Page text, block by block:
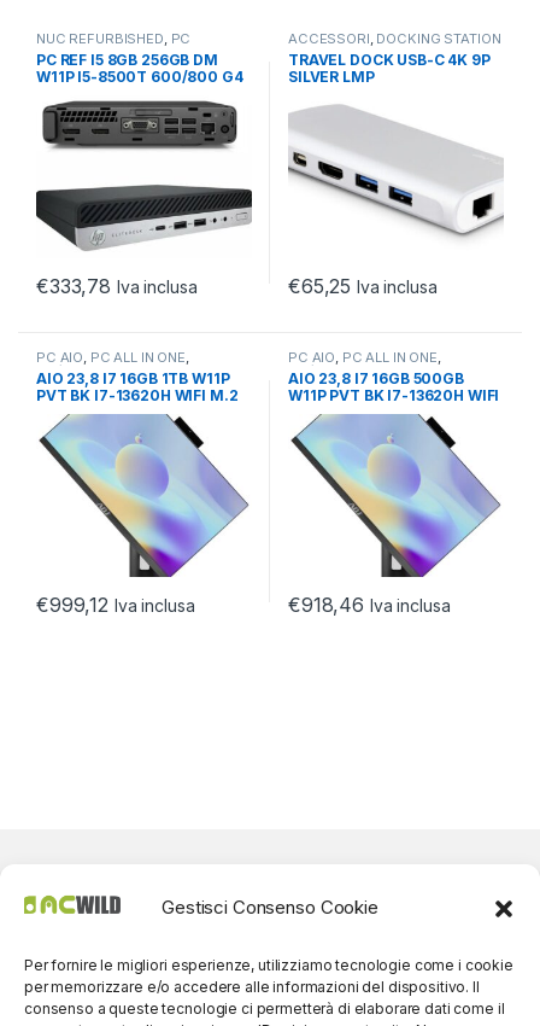
Gestisci Consenso Cookie
Per fornire le migliori esperienze, utilizziamo tecnologie come i cookie
per memorizzare e/o accedere alle informazioni del dispositivo. Il
consenso a queste tecnologie ci permetterà di elaborare dati come il
NUC REFURBISHED PC
REFURBISHED,
PC/WORKSTATION
PC REF I5 8GB 256GB DM
W11P I5-8500T 600/800 G4
€333,78 Iva inclusa
ACCESSORI DOCKING STATION
NOTEBOOK,NOTEBOOK
ULTRABOOK TABLET
TRAVEL DOCK USB-C 4K 9P
SILVER LMP
€65,25 Iva inclusa
PC AIO PC ALL IN ONE
PC/WORKSTATION
AIO 23,8 I7 16GB 1TB W11P
PVT BK I7-13620H WIFI M.2
V/H ADJ BUSINESS
€999,12 Iva inclusa
PC AIO PC ALL IN ONE
PC/WORKSTATION
AIO 23,8 I7 16GB 500GB
W11P PVT BK I7-13620H WIFI
M.2 V/H ADJ BUSINESS
€918,46 Iva inclusa